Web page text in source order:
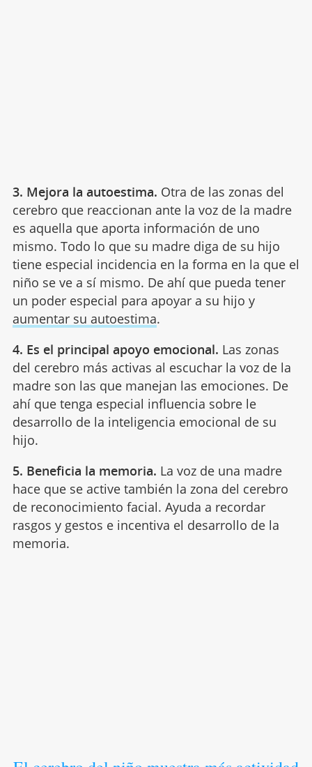
3. Mejora la autoestima. Otra de las zonas del
cerebro que reaccionan ante la voz de la madre
es aquella que aporta información de uno
mismo. Todo lo que su madre diga de su hijo
tiene especial incidencia en la forma en la que el
niño se ve a sí mismo. De ahí que pueda tener
un poder especial para apoyar a su hijo y
aumentar su autoestima.
4. Es el principal apoyo emocional. Las zonas
del cerebro más activas al escuchar la voz de la
madre son las que manejan las emociones. De
ahí que tenga especial influencia sobre le
desarrollo de la inteligencia emocional de su
hijo.
5. Beneficia la memoria. La voz de una madre
hace que se active también la zona del cerebro
de reconocimiento facial. Ayuda a recordar
rasgos y gestos e incentiva el desarrollo de la
memoria.